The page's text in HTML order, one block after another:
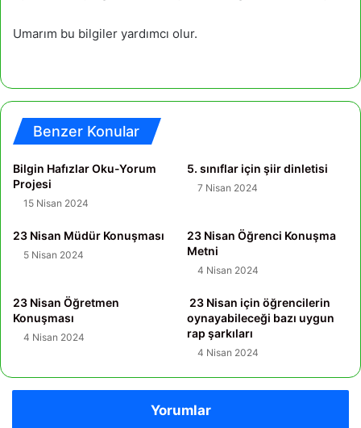
Umarım bu bilgiler yardımcı olur.
Benzer Konular
Bilgin Hafızlar Oku-Yorum
Projesi
15 Nisan 2024
5. sınıflar için şiir dinletisi
7 Nisan 2024
23 Nisan Müdür Konuşması
5 Nisan 2024
23 Nisan Öğrenci Konuşma
Metni
4 Nisan 2024
23 Nisan Öğretmen
Konuşması
4 Nisan 2024
23 Nisan için öğrencilerin
oynayabileceği bazı uygun
rap şarkıları
4 Nisan 2024
Yorumlar